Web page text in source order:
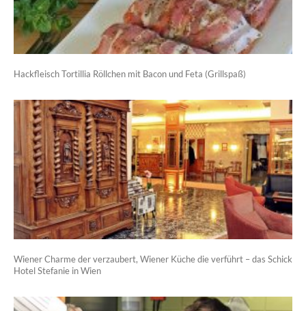
Hackfleisch Tortillia Röllchen mit Bacon und Feta (Grillspaß)
Wiener Charme der verzaubert, Wiener Küche die verführt – das Schick
Hotel Stefanie in Wien